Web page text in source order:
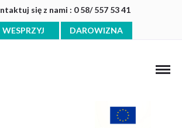
się z nami : 0 58/ 557 53 41
WESPRZYJ DAROWIZNA